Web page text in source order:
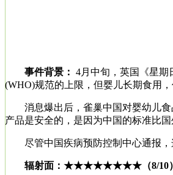
事件背景： 4月中旬，英国《星期
(WHO)规范的上限，但婴儿长期食用
消息爆出后，雀巢中国对婴幼儿食
产品是安全的，是因为中国的标准比
尽管中国疾病预防控制中心通报，
辐射面：★★★★★★★★（8/10）